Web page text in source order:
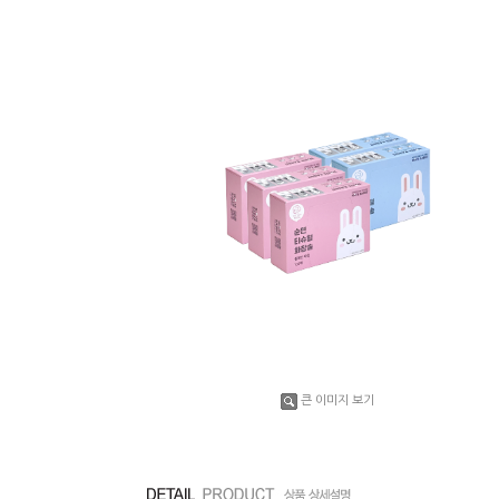
큰 이미지 보기